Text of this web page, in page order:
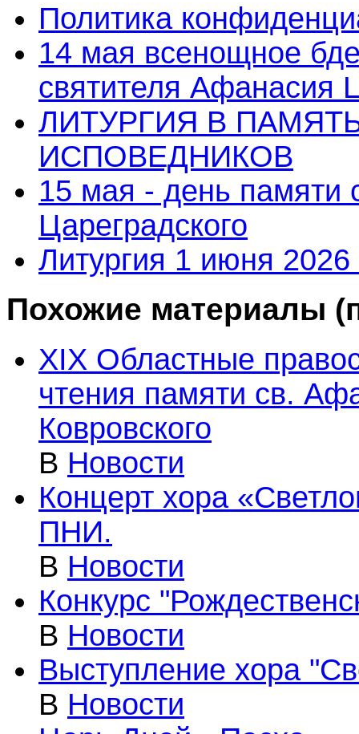
Политика
14 мая всенощное
святителя Афанасия
ЛИТУРГИЯ В
ИСПОВЕДНИКОВ
15 мая - день памяти
Цареградского
Литургия 1 июня 2026
Похожие материалы
XIX Областные
чтения памяти св.
Ковровского
В Новости
Концерт хора
ПНИ.
В Новости
Конкурс
В Новости
Выступление хора
В Новости